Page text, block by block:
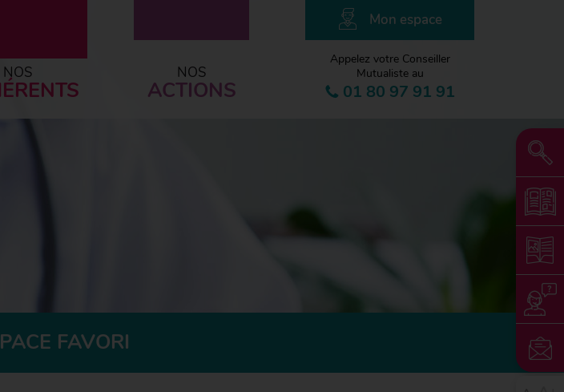
Mon espace
Appelez votre Conseiller
Mutualiste au
01 80 97 91 91
NOS NOS
ACTIONS
FAVORI